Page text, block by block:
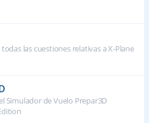
las cuestiones relativas a X-Plane
Simulador de Vuelo Prepar3D